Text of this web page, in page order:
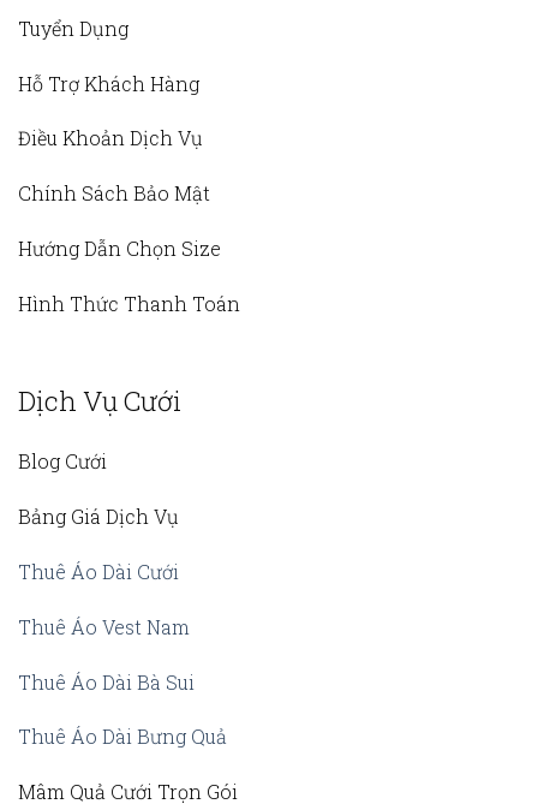
Tuyển Dụng
Hỗ Trợ Khách Hàng
Điều Khoản Dịch Vụ
Chính Sách Bảo Mật
Hướng Dẫn Chọn Size
Hình Thức Thanh Toán
Dịch Vụ Cưới
Blog Cưới
Bảng Giá Dịch Vụ
Thuê Áo Dài Cưới
Thuê Áo Vest Nam
Thuê Áo Dài Bà Sui
Thuê Áo Dài Bưng Quả
Mâm Quả Cưới Trọn Gói